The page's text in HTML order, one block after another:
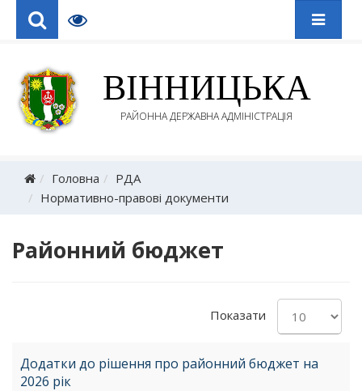
ВІННИЦЬКА
РАЙОННА ДЕРЖАВНА АДМІНІСТРАЦІЯ
Головна
РДА
Нормативно-правові документи
Районний бюджет
Показати
Додатки до рішення про районний бюджет на
2026 рік